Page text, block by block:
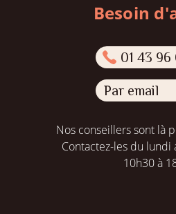
Besoin
01 43 96
Par email
Nos conseillers sont là
Contactez-les du
10h30 à